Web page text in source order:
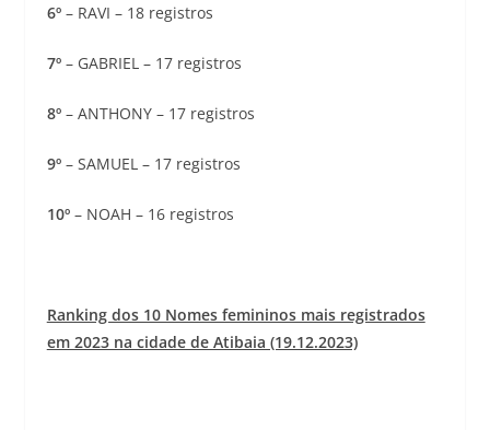
6º– RAVI – 18 registros
7º– GABRIEL – 17 registros
8º– ANTHONY – 17 registros
9º – SAMUEL – 17 registros
10º– NOAH – 16 registros
Ranking dos 10 Nomes femininos mais registrados
em 2023 na cidade de Atibaia (19.12.2023)